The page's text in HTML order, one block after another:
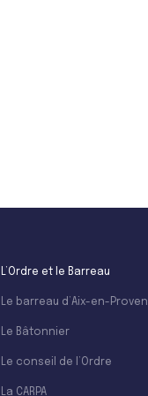
L’Ordre et le Barreau
Le barreau d’Aix-en-
Le Bâtonnier
Le conseil de l’Ordre
La CARPA